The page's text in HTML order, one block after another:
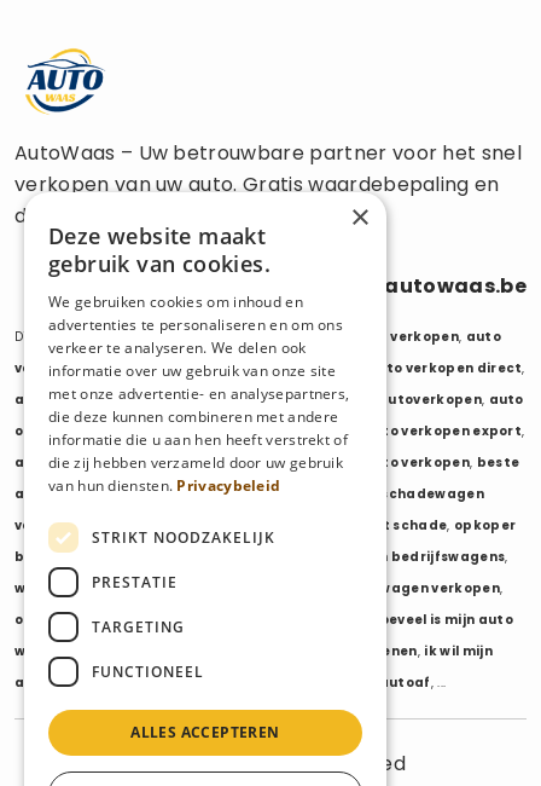
AutoWaas – Uw betrouwbare partner voor het snel
verkopen van uw auto. Gratis waardebepaling en
directe uitbetaling.
info@autowaas.be
Diensten: auto verkopen auto export verkopen, auto
verkopen export,auto verkopen zonder keuring auto verkopen direct,
auto tweedehands verkopen,mijn auto verkopen autoverkopen, auto
opkopers
opkoper auto , export auto verkopen auto verkopen export,
auto opkoper export,opkopen van auto's,oude auto verkopen, beste
auto opkoper,wij kopen auto's,wij kopen uw auto
schadewagen
verkopen
opkoper auto met schade, opkoper
bedrijfswagens
verkopen bedrijfswagens,
wagenpark verkopen, bestelwagen verkopen,
opkoper bestelwagens
hoeveel is mijn auto
waard
waarde auto berekenen, ik wil mijn
auto verkopen,ik wil van mijn auto af ikwilvanmijnautoaf, ...
© 2025 AutoWaas - All rights reserved
×
Deze website maakt
gebruik van cookies.
We gebruiken cookies om inhoud en
advertenties te personaliseren en om ons
verkeer te analyseren. We delen ook
informatie over uw gebruik van onze site
met onze advertentie- en analysepartners,
die deze kunnen combineren met andere
informatie die u aan hen heeft verstrekt of
die zij hebben verzameld door uw gebruik
van hun diensten. Privacybeleid
STRIKT NOODZAKELIJK
PRESTATIE
TARGETING
FUNCTIONEEL
ALLES ACCEPTEREN